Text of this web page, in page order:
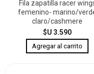
Fila zapatilla racer
femenino- marino/
claro/cashmere
$U 3.590